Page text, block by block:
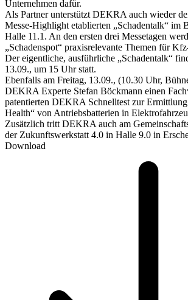
Unternehmen dafür.
Als Partner unterstützt DEKRA auch wieder
Messe-Highlight etablierten „Schadentalk“ im
Halle 11.1. An den ersten drei Messetagen
„Schadenspot“ praxisrelevante Themen für
Der eigentliche, ausführliche „Schadentalk“
13.09., um 15 Uhr statt.
Ebenfalls am Freitag, 13.09., (10.30 Uhr,
DEKRA Experte Stefan Böckmann einen
patentierten DEKRA Schnelltest zur Ermittlung
Health“ von Antriebsbatterien in
Zusätzlich tritt DEKRA auch am
der Zukunftswerkstatt 4.0 in Halle 9.0 in
Download